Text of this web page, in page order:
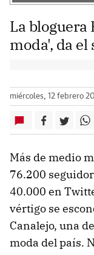
La bloguera
moda', da
miércoles, 12 febrero
Más de medio
76.200
40.000 en
vértigo se
Canalejo, una
moda del país.